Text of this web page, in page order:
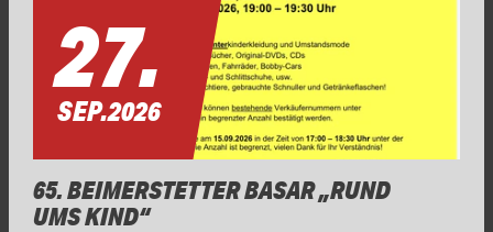
27.
SEP.2026
65. BEIMERSTETTER BASAR „RUND
UMS KIND“